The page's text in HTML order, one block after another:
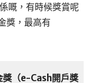
嘅，有時候獎賞呢
獎，最高有
獎（e-Cash開戶獎